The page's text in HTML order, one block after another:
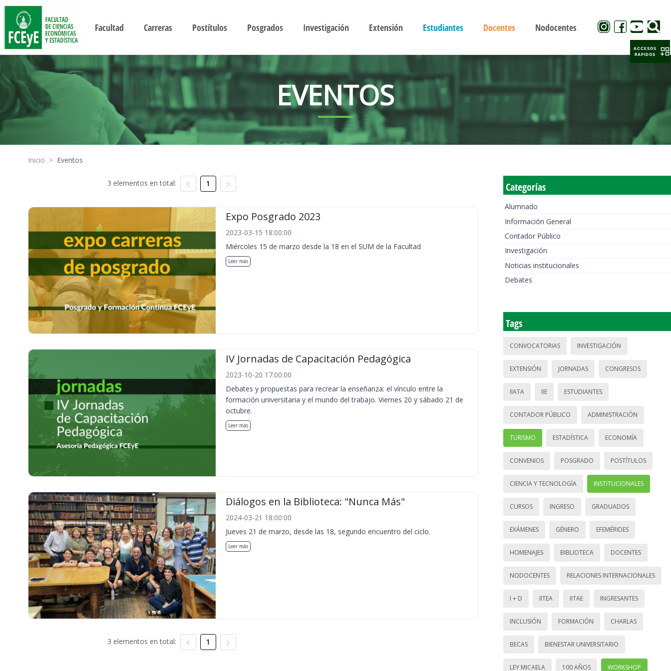
Facultad Carreras Postítulos Posgrados Investigación Extensión Estudiantes Docentes Nodocentes
EVENTOS
Inicio > Eventos
3 elementos en total: 1
Expo Posgrado 2023
2023-03-15 18:00:00
Miércoles 15 de marzo desde la 18 en el SUM de la Facultad
Leer más
IV Jornadas de Capacitación Pedagógica
2023-10-20 17:00:00
Debates y propuestas para recrear la enseñanza: el vínculo entre la
formación universitaria y el mundo del trabajo. Viernes 20 y sábado 21 de
octubre.
Leer más
Diálogos en la Biblioteca: "Nunca Más"
2024-03-21 18:00:00
Jueves 21 de marzo, desde las 18, segundo encuentro del ciclo.
Leer más
3 elementos en total: 1
Categorías
Alumnado
Información General
Contador Público
Investigación
Noticias institucionales
Debates
Tags
CONVOCATORIAS INVESTIGACIÓN
EXTENSIÓN JORNADAS CONGRESOS
IIATA IIE ESTUDIANTES
CONTADOR PÚBLICO ADMINISTRACIÓN
TURISMO ESTADÍSTICA ECONOMÍA
CONVENIOS POSGRADO POSTÍTULOS
CIENCIA Y TECNOLOGÍA INSTITUCIONALES
CURSOS INGRESO GRADUADOS
EXÁMENES GÉNERO EFEMÉRIDES
HOMENAJES BIBLIOTECA DOCENTES
NODOCENTES RELACIONES INTERNACIONALES
I + D IITEA IITAE INGRESANTES
INCLUSIÓN FORMACIÓN CHARLAS
BECAS BIENESTAR UNIVERSITARIO
LEY MICAELA 100 AÑOS WORKSHOP
ACCESOS
RAPIDOS